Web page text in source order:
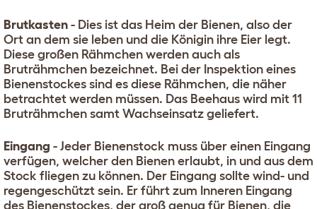
Brutkasten - Dies ist das Heim der Bienen, also der
Ort an dem sie leben und die Königin ihre Eier legt.
Diese großen Rähmchen werden auch als
Bruträhmchen bezeichnet. Bei der Inspektion eines
Bienenstockes sind es diese Rähmchen, die näher
betrachtet werden müssen. Das Beehaus wird mit 11
Bruträhmchen samt Wachseinsatz geliefert.
Eingang - Jeder Bienenstock muss über einen Eingang
verfügen, welcher den Bienen erlaubt, in und aus dem
Stock fliegen zu können. Der Eingang sollte wind- und
regengeschützt sein. Er führt zum Inneren Eingang
des Bienenstockes, der groß genug für Bienen, die